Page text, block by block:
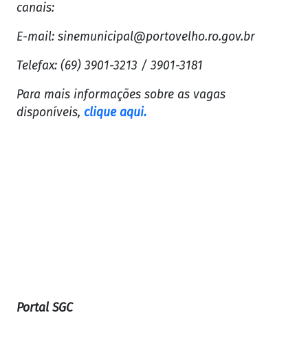
canais:
E-mail: sinemunicipal@portovelho.ro.gov.br
Telefax: (69) 3901-3213 / 3901-3181
Para mais informações sobre as vagas
disponíveis, clique aqui.
Portal SGC